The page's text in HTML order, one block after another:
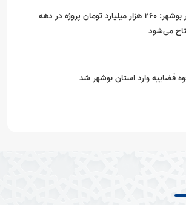
استاندار بوشهر: ۲۶۰ هزار میلیارد تومان پروژه در دهه
می‌شود
قضاییه وارد استان بوشهر شد